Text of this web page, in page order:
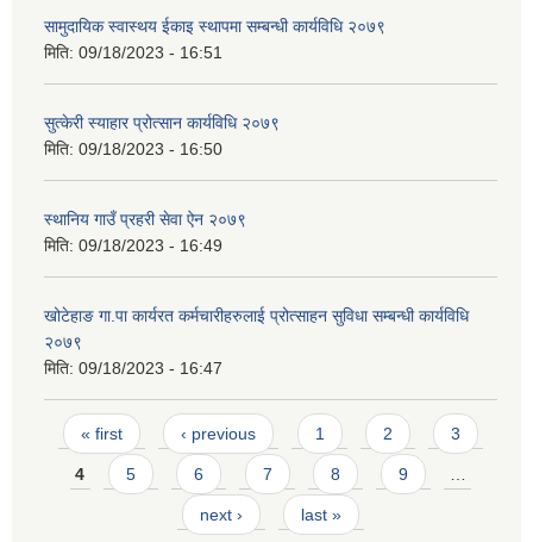
सामुदायिक स्वास्थय ईकाइ स्थापमा सम्बन्धी कार्यविधि २०७९
मिति: 09/18/2023 - 16:51
सुत्केरी स्याहार प्रोत्सान कार्यविधि २०७९
मिति: 09/18/2023 - 16:50
स्थानिय गाउँ प्रहरी सेवा ऐन २०७९
मिति: 09/18/2023 - 16:49
खोटेहाङ गा.पा कार्यरत कर्मचारीहरुलाई प्रोत्साहन सुविधा सम्बन्धी कार्यविधि
२०७९
मिति: 09/18/2023 - 16:47
Pages
« first ‹ previous 1 2 3
4 5 6 7 8 9
next › last »